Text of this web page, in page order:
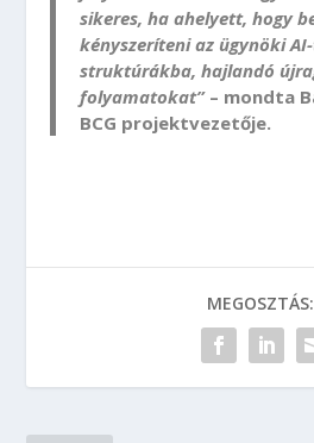
sikeres, ha ahelyett, hogy
kényszeríteni az ügynöki
struktúrákba, hajlandó
folyamatokat” – mondta
BCG projektvezetője.
MEGOSZTÁS: